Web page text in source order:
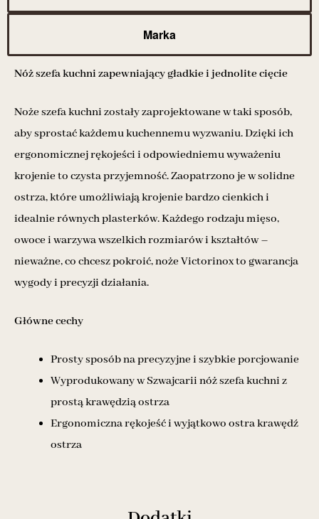
Marka
Nóż szefa kuchni zapewniający gładkie i jednolite cięcie
Noże szefa kuchni zostały zaprojektowane w taki sposób,
aby sprostać każdemu kuchennemu wyzwaniu. Dzięki ich
ergonomicznej rękojeści i odpowiedniemu wyważeniu
krojenie to czysta przyjemność. Zaopatrzono je w solidne
ostrza, które umożliwiają krojenie bardzo cienkich i
idealnie równych plasterków. Każdego rodzaju mięso,
owoce i warzywa wszelkich rozmiarów i kształtów –
nieważne, co chcesz pokroić, noże Victorinox to gwarancja
wygody i precyzji działania.
Główne cechy
Prosty sposób na precyzyjne i szybkie porcjowanie
Wyprodukowany w Szwajcarii nóż szefa kuchni z
prostą krawędzią ostrza
Ergonomiczna rękojeść i wyjątkowo ostra krawędź
ostrza